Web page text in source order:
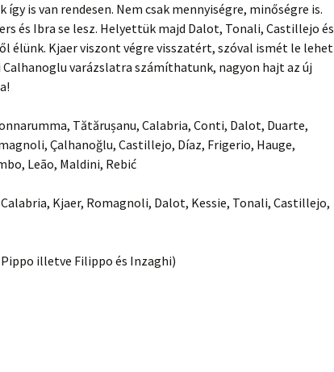
is van rendesen. Nem csak mennyiségre, minőségre is.
és Ibra se lesz. Helyettük majd Dalot, Tonali, Castillejo és
élünk. Kjaer viszont végre visszatért, szóval ismét le lehet
Calhanoglu varázslatra számíthatunk, nagyon hajt az új
Tătărușanu, Calabria, Conti, Dalot, Duarte,
Çalhanoğlu, Castillejo, Díaz, Frigerio, Hauge,
Leão, Maldini, Rebić
Kjaer, Romagnoli, Dalot, Kessie, Tonali, Castillejo,
illetve Filippo és Inzaghi)